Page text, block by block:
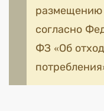
размещению
согласно
ФЗ «Об